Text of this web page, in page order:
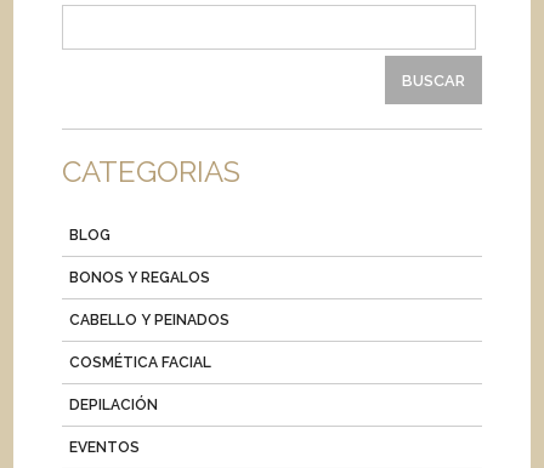
CATEGORIAS
BLOG
BONOS Y REGALOS
CABELLO Y PEINADOS
COSMÉTICA FACIAL
DEPILACIÓN
EVENTOS